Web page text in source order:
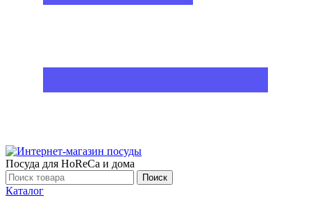
Посуда для HoReCa и дома
Поиск
Каталог